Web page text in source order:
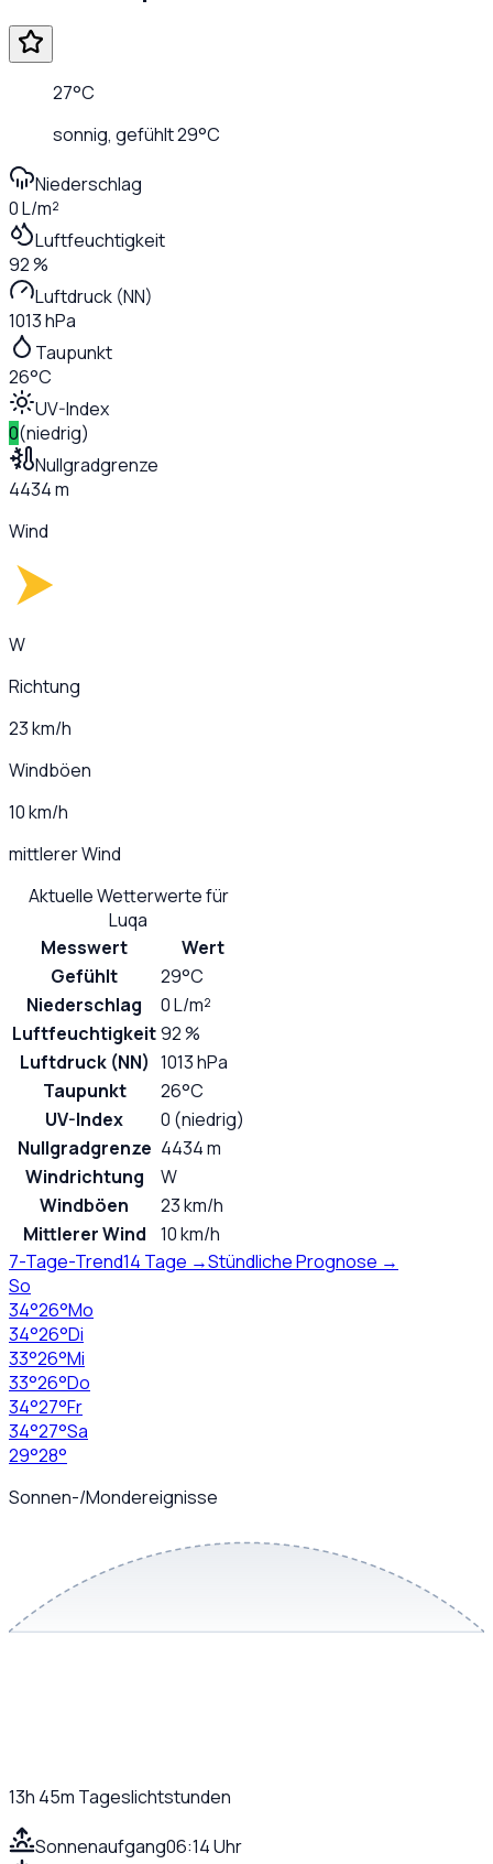
27°C
sonnig, gefühlt29°C
Niederschlag
0 L/m²
Luftfeuchtigkeit
92 %
Luftdruck (NN)
1013 hPa
Taupunkt
26°C
UV-Index
0(niedrig)
Nullgradgrenze
4434 m
Wind
W
Richtung
23 km/h
Windböen
10 km/h
mittlerer Wind
Aktuelle Wetterwerte für
Luqa
Messwert
Wert
Gefühlt
29°C
Niederschlag
0 L/m²
Luftfeuchtigkeit92 %
Luftdruck (NN) 1013 hPa
Taupunkt
26°C
UV-Index
0 (niedrig)
Nullgradgrenze 4434 m
Windrichtung
W
Windböen
23 km/h
Mittlerer Wind
10 km/h
7-Tage-Trend14 Tage →Stündliche Prognose →
So
34°26°Mo
34°26°Di
33°26°Mi
33°26°Do
34°27°Fr
34°27°Sa
29°28°
Sonnen-/Mondereignisse
13h 45m Tageslichtstunden
Sonnenaufgang06:14 Uhr